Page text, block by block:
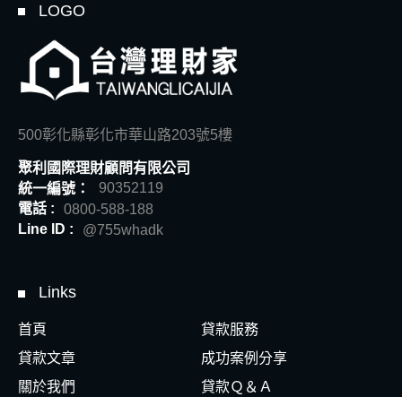
LOGO
500彰化縣彰化市華山路203號5樓
聚利國際理財顧問有限公司
統一編號：
90352119
電話 :
0800-588-188
Line ID :
@755whadk
Links
首頁
貸款服務
貸款文章
成功案例分享
關於我們
貸款Ｑ＆Ａ